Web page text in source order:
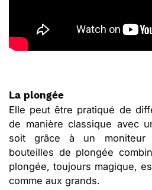
La plongée
Elle peut être pratiqué de
de manière classique avec
soit grâce à un moniteur
bouteilles de plongée
plongée, toujours magique,
comme aux grands.